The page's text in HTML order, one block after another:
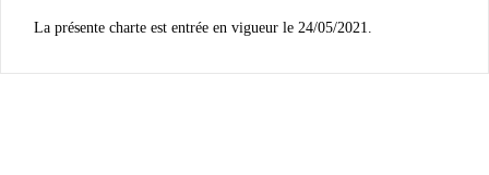
La présente charte est entrée en vigueur le 24/05/2021.